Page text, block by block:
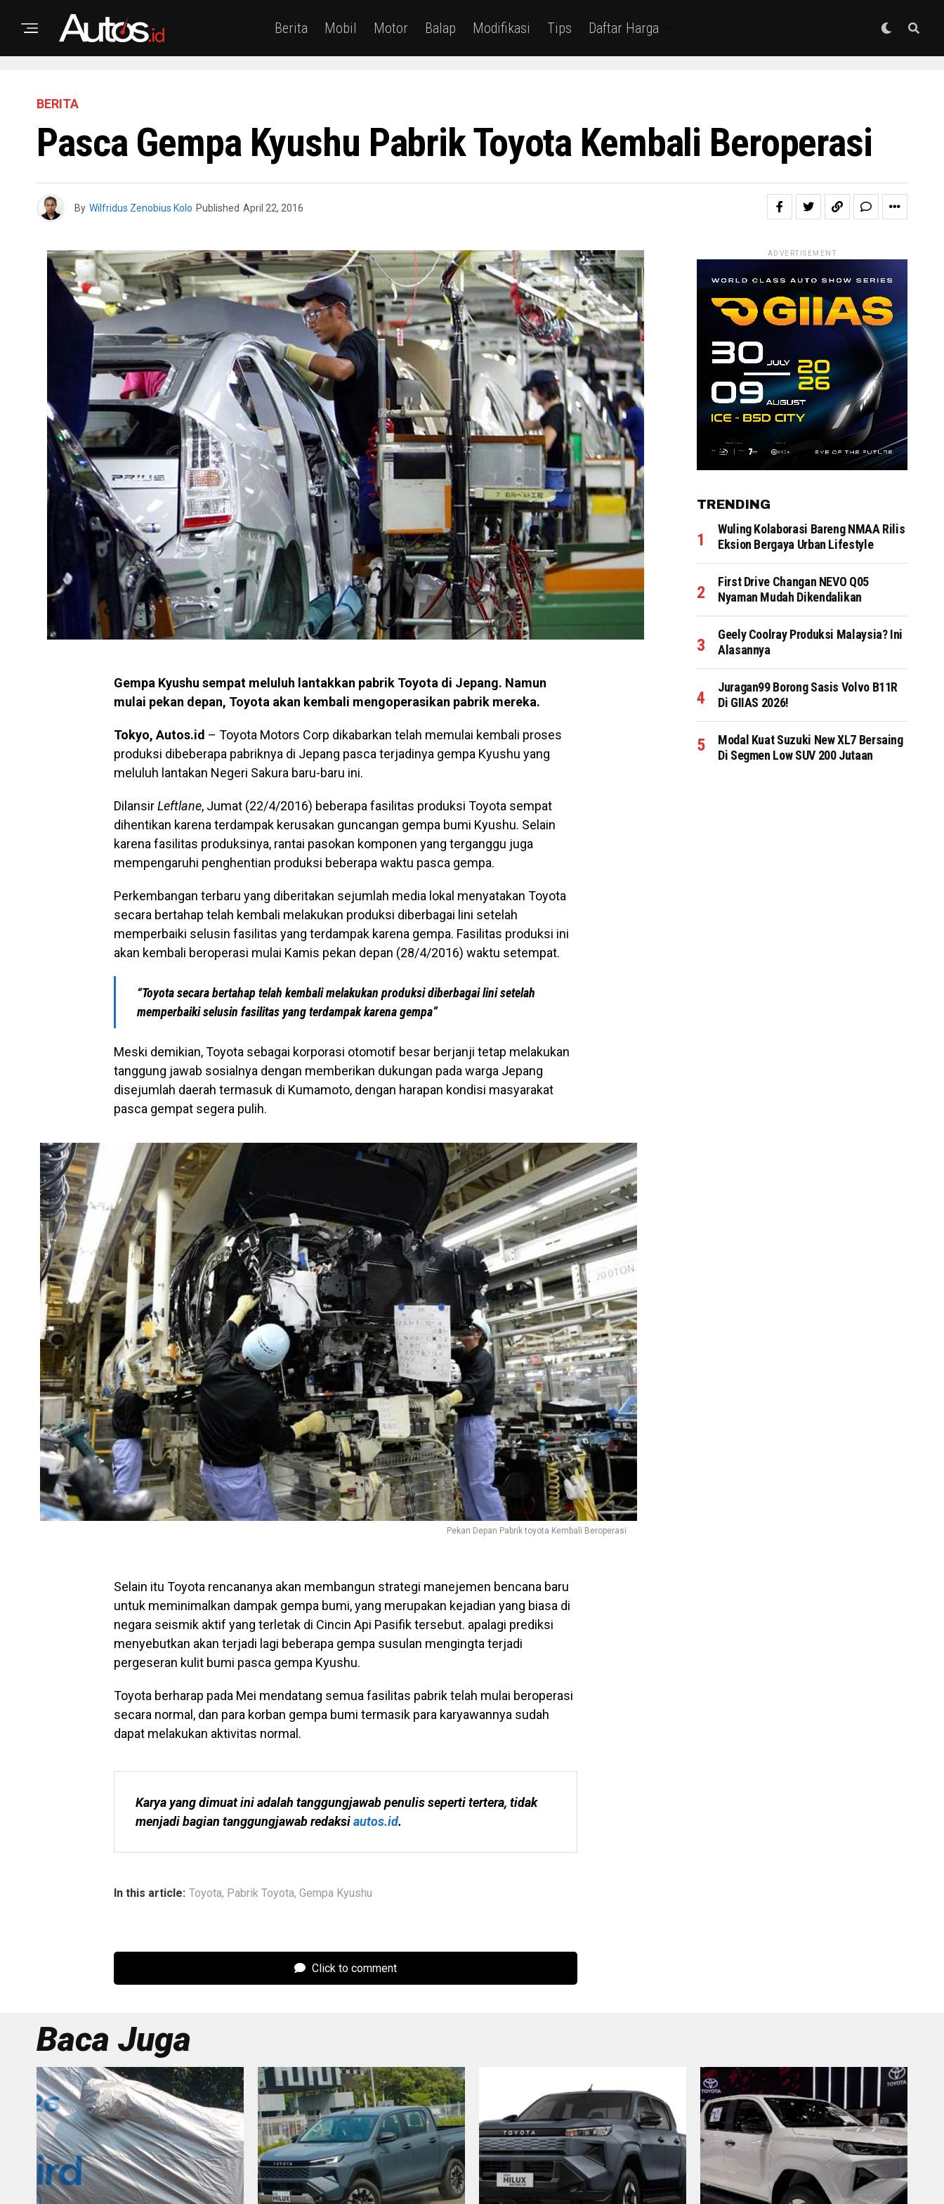
Berita Mobil Motor Balap Modifikasi Tips Daftar Harga
BERITA
Pasca Gempa Kyushu Pabrik Toyota Kembali Beroperasi
By Wilfridus Zenobius Kolo Published April 22, 2016
Gempa Kyushu sempat meluluh lantakkan pabrik Toyota di Jepang. Namun
mulai pekan depan, Toyota akan kembali mengoperasikan pabrik mereka.
Tokyo, Autos.id – Toyota Motors Corp dikabarkan telah memulai kembali proses
produksi dibeberapa pabriknya di Jepang pasca terjadinya gempa Kyushu yang
meluluh lantakan Negeri Sakura baru-baru ini.
DilansirLeftlane, Jumat (22/4/2016) beberapa fasilitas produksi Toyota sempat
dihentikan karena terdampak kerusakan guncangan gempa bumi Kyushu. Selain
karena fasilitas produksinya, rantai pasokan komponen yang terganggu juga
mempengaruhi penghentian produksi beberapa waktu pasca gempa.
Perkembangan terbaru yang diberitakan sejumlah media lokal menyatakan Toyota
secara bertahap telah kembali melakukan produksi diberbagai lini setelah
memperbaiki selusin fasilitas yang terdampak karena gempa. Fasilitas produksi ini
akan kembali beroperasi mulai Kamis pekan depan (28/4/2016) waktu setempat.
“Toyota secara bertahap telah kembali melakukan produksi diberbagai lini setelah
memperbaiki selusin fasilitas yang terdampak karena gempa”
Meski demikian, Toyota sebagai korporasi otomotif besar berjanji tetap melakukan
tanggung jawab sosialnya dengan memberikan dukungan pada warga Jepang
disejumlah daerah termasuk di Kumamoto, dengan harapan kondisi masyarakat
pasca gempat segera pulih.
Pekan Depan Pabrik toyota Kembali Beroperasi
Selain itu Toyota rencananya akan membangun strategi manejemen bencana baru
untuk meminimalkan dampak gempa bumi, yang merupakan kejadian yang biasa di
negara seismik aktif yang terletak di Cincin Api Pasifik tersebut. apalagi prediksi
menyebutkan akan terjadi lagi beberapa gempa susulan mengingta terjadi
pergeseran kulit bumi pasca gempa Kyushu.
Toyota berharap pada Mei mendatang semua fasilitas pabrik telah mulai beroperasi
secara normal, dan para korban gempa bumi termasik para karyawannya sudah
dapat melakukan aktivitas normal.
Karya yang dimuat ini adalah tanggungjawab penulis seperti tertera, tidak
menjadi bagian tanggungjawab redaksi autos.id.
In this article: Toyota, Pabrik Toyota, Gempa Kyushu
Click to comment
ADVERTISEMENT
TRENDING
Wuling Kolaborasi Bareng NMAA Rilis
Eksion Bergaya Urban Lifestyle
First Drive Changan NEVO Q05
Nyaman Mudah Dikendalikan
Geely Coolray Produksi Malaysia? Ini
Alasannya
Juragan99 Borong Sasis Volvo B11R
Di GIIAS 2026!
Modal Kuat Suzuki New XL7 Bersaing
Di Segmen Low SUV 200 Jutaan
Baca Juga